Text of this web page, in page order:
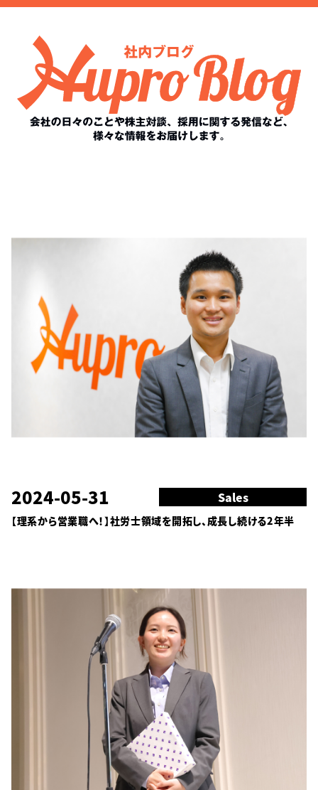
2024-05-31 Sales
【理系から営業職へ！】社労士領域を開拓し、成長し続ける2年半